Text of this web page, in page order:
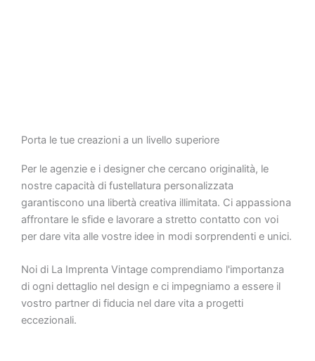
Porta le tue creazioni a un livello superiore
Per le agenzie e i designer che cercano originalità, le
nostre capacità di fustellatura personalizzata
garantiscono una libertà creativa illimitata. Ci appassiona
affrontare le sfide e lavorare a stretto contatto con voi
per dare vita alle vostre idee in modi sorprendenti e unici.
Noi di La Imprenta Vintage comprendiamo l'importanza
di ogni dettaglio nel design e ci impegniamo a essere il
vostro partner di fiducia nel dare vita a progetti
eccezionali.